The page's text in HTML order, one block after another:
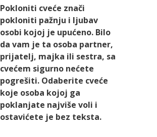
Pokloniti cveće znači
pokloniti pažnju i ljubav
osobi kojoj je upućeno. Bilo
da vam je ta osoba partner,
prijatelj, majka ili sestra, sa
cvećem sigurno nećete
pogrešiti. Odaberite cveće
koje osoba kojoj ga
poklanjate najviše voli i
ostavićete je bez teksta.